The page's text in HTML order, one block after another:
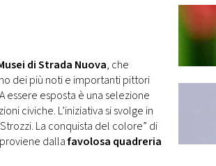
di Strada Nuova, che
dei più noti e importanti pittori
essere esposta è una selezione
civiche. L’iniziativa si svolge in
La conquista del colore” di
dallafavolosa quadreria